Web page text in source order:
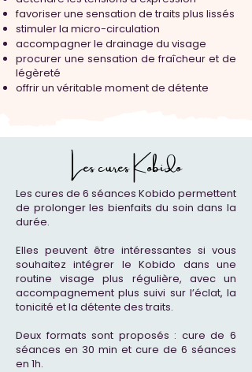
favoriser une sensation de traits plus lissés
stimuler la micro-circulation
accompagner le drainage du visage
procurer une sensation de fraîcheur et de
légèreté
offrir un véritable moment de détente
Les cures Kobido
Les cures de 6 séances Kobido permettent
de prolonger les bienfaits du soin dans la
durée.
Elles peuvent être intéressantes si vous
souhaitez intégrer le Kobido dans une
routine visage plus régulière, avec un
accompagnement plus suivi sur l’éclat, la
tonicité et la détente des traits.
Deux formats sont proposés : cure de 6
séances en 30 min et cure de 6 séances
en 1h.